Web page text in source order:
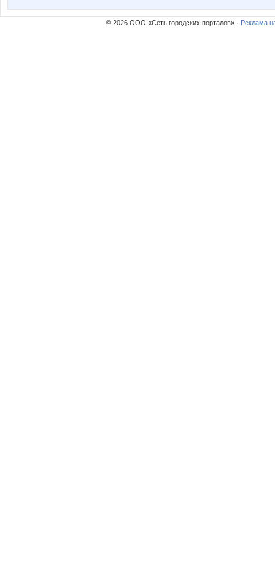
© 2026 ООО «Сеть городских порталов» · Реклама